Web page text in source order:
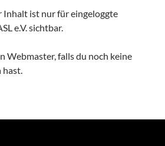
Inhalt ist nur für eingeloggte
e.V. sichtbar.
Webmaster, falls du noch keine
hast.